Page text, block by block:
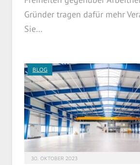
Gründer tragen dafür mehr
Sie…
BLOG
30. OKTOBER 2023